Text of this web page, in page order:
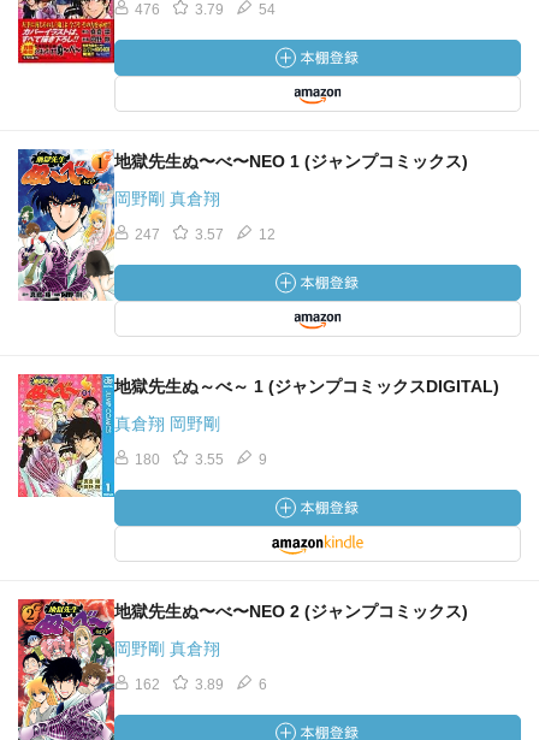
476 3.79 54
地獄先生ぬ〜べ〜NEO 1 (ジャンプコミックス)
岡野剛 真倉翔
247 3.57 12
地獄先生ぬ～べ～ 1 (ジャンプコミックスDIGITAL)
真倉翔 岡野剛
180 3.55 9
地獄先生ぬ〜べ〜NEO 2 (ジャンプコミックス)
岡野剛 真倉翔
162 3.89 6